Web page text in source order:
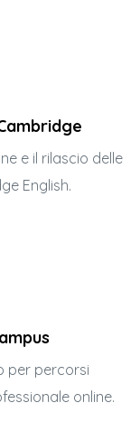
e il rilascio delle
English.
per percorsi
online.